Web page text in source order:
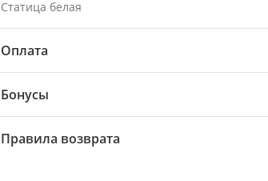
Статица белая
Оплата
Бонусы
Правила возврата